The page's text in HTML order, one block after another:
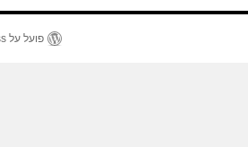
פועל על WordPress.